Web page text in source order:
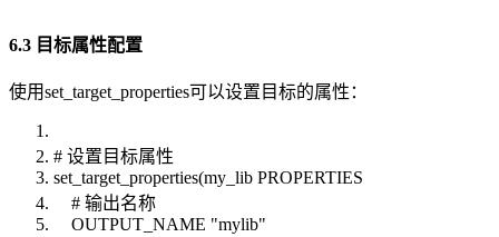
6.3 目标属性配置
使用set_target_properties可以设置目标的属性：
# 设置目标属性
set_target_properties(my_lib PROPERTIES
# 输出名称
OUTPUT_NAME "mylib"